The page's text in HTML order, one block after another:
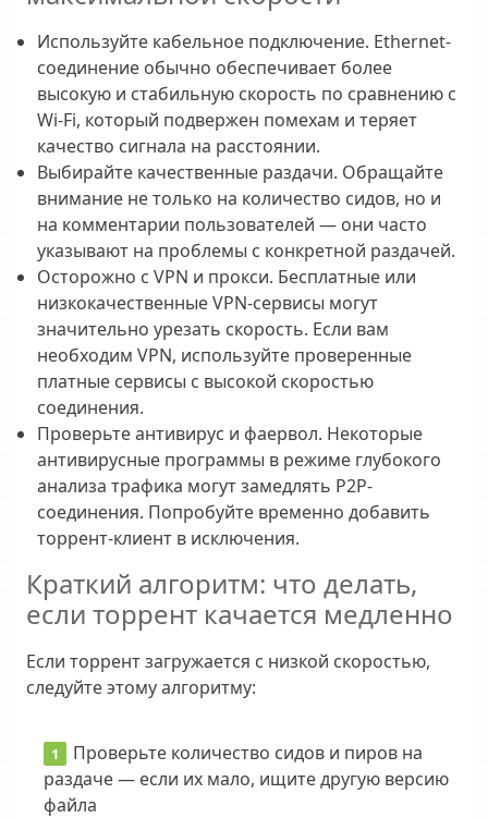
Используйте кабельное подключение. Ethernet-
соединение обычно обеспечивает более
высокую и стабильную скорость по сравнению с
Wi-Fi, который подвержен помехам и теряет
качество сигнала на расстоянии.
Выбирайте качественные раздачи. Обращайте
внимание не только на количество сидов, но и
на комментарии пользователей — они часто
указывают на проблемы с конкретной раздачей.
Осторожно с VPN и прокси. Бесплатные или
низкокачественные VPN-сервисы могут
значительно урезать скорость. Если вам
необходим VPN, используйте проверенные
платные сервисы с высокой скоростью
соединения.
Проверьте антивирус и фаервол. Некоторые
антивирусные программы в режиме глубокого
анализа трафика могут замедлять P2P-
соединения. Попробуйте временно добавить
торрент-клиент в исключения.
Краткий алгоритм: что делать,
если торрент качается медленно
Если торрент загружается с низкой скоростью,
следуйте этому алгоритму:
Проверьте количество сидов и пиров на
раздаче — если их мало, ищите другую версию
файла